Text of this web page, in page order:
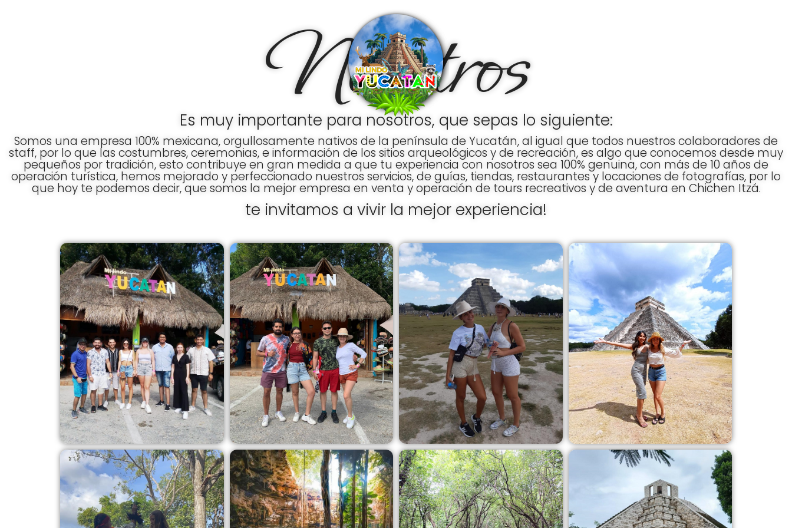
Nosotros
Es muy importante para nosotros, que sepas lo siguiente:
Somos una empresa 100% mexicana, orgullosamente nativos de la península de Yucatán, al igual que todos nuestros colaboradores de
staff, por lo que las costumbres, ceremonias, e información de los sitios arqueológicos y de recreación, es algo que conocemos desde muy
pequeños por tradición, esto contribuye en gran medida a que tu experiencia con nosotros sea 100% genuina, con más de 10 años de
operación turística, hemos mejorado y perfeccionado nuestros servicios, de guías, tiendas, restaurantes y locaciones de fotografías, por lo
que hoy te podemos decir, que somos la mejor empresa en venta y operación de tours recreativos y de aventura en Chichen Itzá.
te invitamos a vivir la mejor experiencia!